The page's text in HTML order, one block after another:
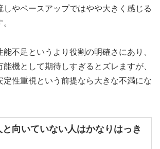
しやペースアップではやや大きく感じる
不足というより役割の明確さにあり、
機として期待しすぎるとズレますが、
定性重視という前提なら大きな不満にな
向いていない人はかなりはっき